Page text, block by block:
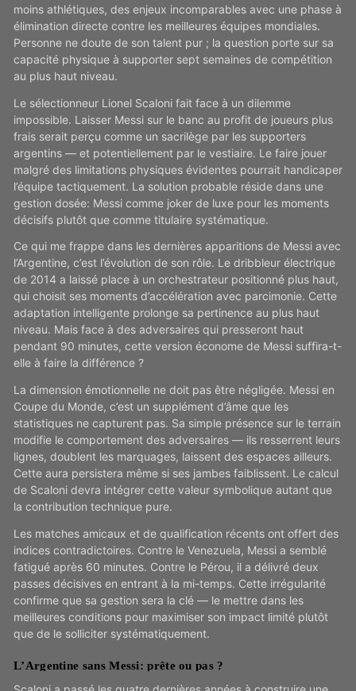
moins athlétiques, des enjeux incomparables avec une phase à
élimination directe contre les meilleures équipes mondiales.
Personne ne doute de son talent pur ; la question porte sur sa
capacité physique à supporter sept semaines de compétition
au plus haut niveau.
Le sélectionneur Lionel Scaloni fait face à un dilemme
impossible. Laisser Messi sur le banc au profit de joueurs plus
frais serait perçu comme un sacrilège par les supporters
argentins — et potentiellement par le vestiaire. Le faire jouer
malgré des limitations physiques évidentes pourrait handicaper
l’équipe tactiquement. La solution probable réside dans une
gestion dosée: Messi comme joker de luxe pour les moments
décisifs plutôt que comme titulaire systématique.
Ce qui me frappe dans les dernières apparitions de Messi avec
l’Argentine, c’est l’évolution de son rôle. Le dribbleur électrique
de 2014 a laissé place à un orchestrateur positionné plus haut,
qui choisit ses moments d’accélération avec parcimonie. Cette
adaptation intelligente prolonge sa pertinence au plus haut
niveau. Mais face à des adversaires qui presseront haut
pendant 90 minutes, cette version économe de Messi suffira-t-
elle à faire la différence ?
La dimension émotionnelle ne doit pas être négligée. Messi en
Coupe du Monde, c’est un supplément d’âme que les
statistiques ne capturent pas. Sa simple présence sur le terrain
modifie le comportement des adversaires — ils resserrent leurs
lignes, doublent les marquages, laissent des espaces ailleurs.
Cette aura persistera même si ses jambes faiblissent. Le calcul
de Scaloni devra intégrer cette valeur symbolique autant que
la contribution technique pure.
Les matches amicaux et de qualification récents ont offert des
indices contradictoires. Contre le Venezuela, Messi a semblé
fatigué après 60 minutes. Contre le Pérou, il a délivré deux
passes décisives en entrant à la mi-temps. Cette irrégularité
confirme que sa gestion sera la clé — le mettre dans les
meilleures conditions pour maximiser son impact limité plutôt
que de le solliciter systématiquement.
L’Argentine sans Messi: prête ou pas ?